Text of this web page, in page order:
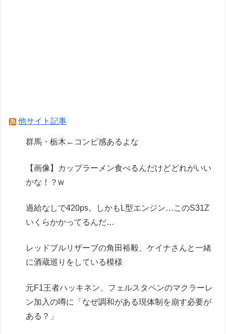
フィギュア【本日発売】
Powered by livedoor 相互RSS
他サイト記事
群馬・栃木←コンビ感あるよな
【画像】カップラーメン食べるんだけどどれがいい
かな！？w
過給なしで420ps。しかもL型エンジン…このS31Z
いくらかかってるんだ…
レッドブルリザーブの角田裕毅、ケイナさんと一緒
に酒蔵巡りをしている模様
元F1王者ハッキネン、フェルスタペンのマクラーレ
ン加入の噂に「なぜ調和がある現体制を崩す必要が
ある？」